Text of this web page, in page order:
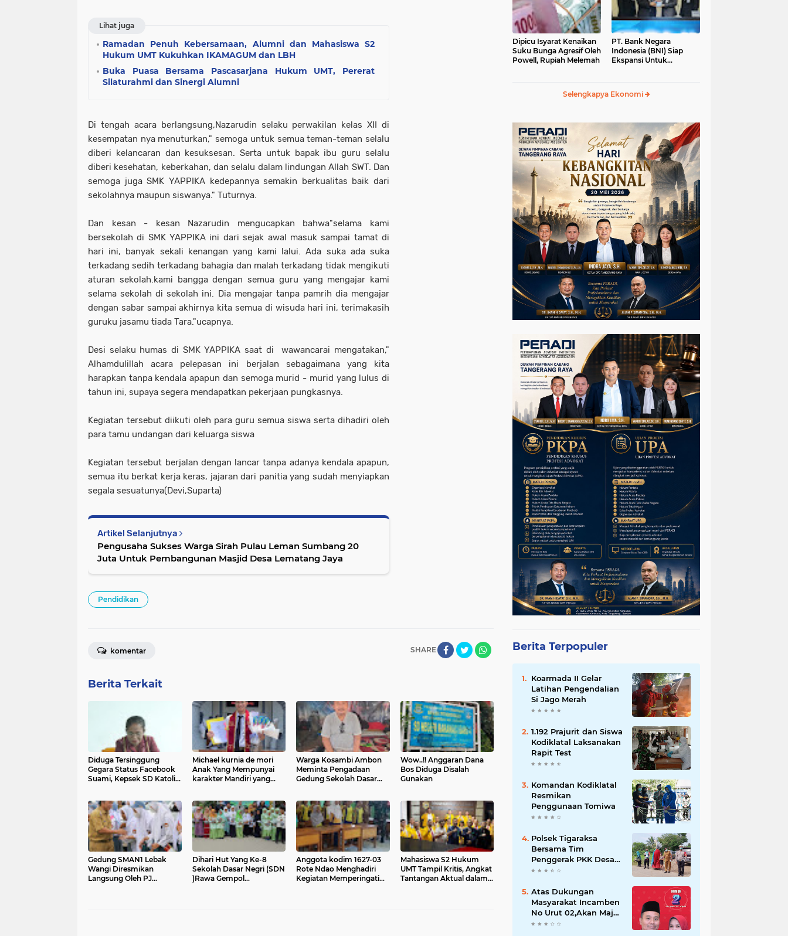
Lihat juga
Ramadan Penuh Kebersamaan, Alumni dan Mahasiswa S2
Hukum UMT Kukuhkan IKAMAGUM dan LBH
Buka Puasa Bersama Pascasarjana Hukum UMT, Pererat
Silaturahmi dan Sinergi Alumni
Di tengah acara berlangsung,Nazarudin selaku perwakilan kelas XII di
kesempatan nya menuturkan," semoga untuk semua teman-teman selalu
diberi kelancaran dan kesuksesan. Serta untuk bapak ibu guru selalu
diberi kesehatan, keberkahan, dan selalu dalam lindungan Allah SWT. Dan
semoga juga SMK YAPPIKA kedepannya semakin berkualitas baik dari
sekolahnya maupun siswanya." Tuturnya.
Dan kesan - kesan Nazarudin mengucapkan bahwa"selama kami
bersekolah di SMK YAPPIKA ini dari sejak awal masuk sampai tamat di
hari ini, banyak sekali kenangan yang kami lalui. Ada suka ada suka
terkadang sedih terkadang bahagia dan malah terkadang tidak mengikuti
aturan sekolah.kami bangga dengan semua guru yang mengajar kami
selama sekolah di sekolah ini. Dia mengajar tanpa pamrih dia mengajar
dengan sabar sampai akhirnya kita semua di wisuda hari ini, terimakasih
guruku jasamu tiada Tara."ucapnya.
Desi selaku humas di SMK YAPPIKA saat di wawancarai mengatakan,"
Alhamdulillah acara pelepasan ini berjalan sebagaimana yang kita
harapkan tanpa kendala apapun dan semoga murid - murid yang lulus di
tahun ini, supaya segera mendapatkan pekerjaan pungkasnya.
Kegiatan tersebut diikuti oleh para guru semua siswa serta dihadiri oleh
para tamu undangan dari keluarga siswa
Kegiatan tersebut berjalan dengan lancar tanpa adanya kendala apapun,
semua itu berkat kerja keras, jajaran dari panitia yang sudah menyiapkan
segala sesuatunya(Devi,Suparta)
Artikel Selanjutnya
Pengusaha Sukses Warga Sirah Pulau Leman Sumbang 20
Juta Untuk Pembangunan Masjid Desa Lematang Jaya
Pendidikan
SHARE
komentar
Berita Terkait
Diduga Tersinggung
Gegara Status Facebook
Suami, Kepsek SD Katolik
Michael kurnia de mori
Anak Yang Mempunyai
karakter Mandiri yang
Unpad
Warga Kosambi Ambon
Meminta Pengadaan
Gedung Sekolah Dasar
Wow..!! Anggaran Dana
Bos Diduga Disalah
Gunakan
Gedung SMAN1 Lebak
Wangi Diresmikan
Langsung Oleh PJ
Dihari Hut Yang Ke-8
Sekolah Dasar Negri (SDN
)Rawa Gempol
Anggota kodim 1627-03
Rote Ndao Menghadiri
Kegiatan Memperingati
Mahasiswa S2 Hukum
UMT Tampil Kritis, Angkat
Tantangan Aktual dalam
Dipicu Isyarat Kenaikan
Suku Bunga Agresif Oleh
Powell, Rupiah Melemah
PT. Bank Negara
Indonesia (BNI) Siap
Ekspansi Untuk
Selengkapya Ekonomi
Berita Terpopuler
Koarmada II Gelar
Latihan Pengendalian
Si Jago Merah
1.192 Prajurit dan Siswa
Kodiklatal Laksanakan
Rapit Test
Komandan Kodiklatal
Resmikan
Penggunaan Tomiwa
Polsek Tigaraksa
Bersama Tim
Penggerak PKK Desa
Jambe Bagikan
Pengguna Jalan
Atas Dukungan
Masyarakat Incamben
No Urut 02,Akan Maju
Untuk Memajukan